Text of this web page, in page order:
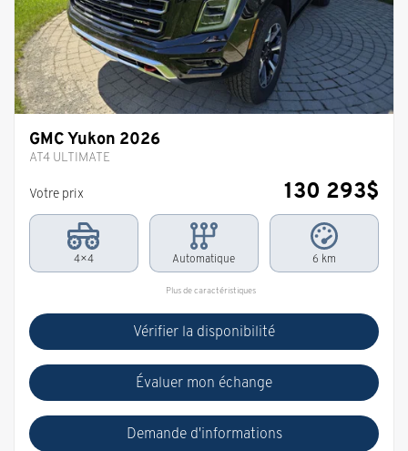
GMC Yukon 2026
AT4 ULTIMATE
Votre prix 130 293$
4×4 Automatique 6 km
Plus de caractéristiques
Vérifier la disponibilité
Évaluer mon échange
Demande d'informations